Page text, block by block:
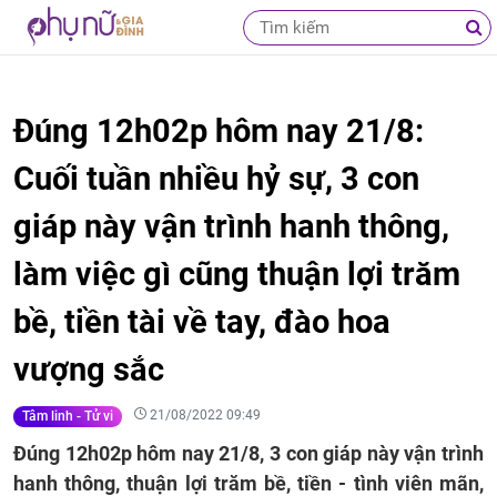
Đúng 12h02p hôm nay 21/8:
Cuối tuần nhiều hỷ sự, 3 con
giáp này vận trình hanh thông,
làm việc gì cũng thuận lợi trăm
bề, tiền tài về tay, đào hoa
vượng sắc
Tâm linh - Tử vi 21/08/2022 09:49
Đúng 12h02p hôm nay 21/8, 3 con giáp này vận trình
hanh thông, thuận lợi trăm bề, tiền - tình viên mãn,